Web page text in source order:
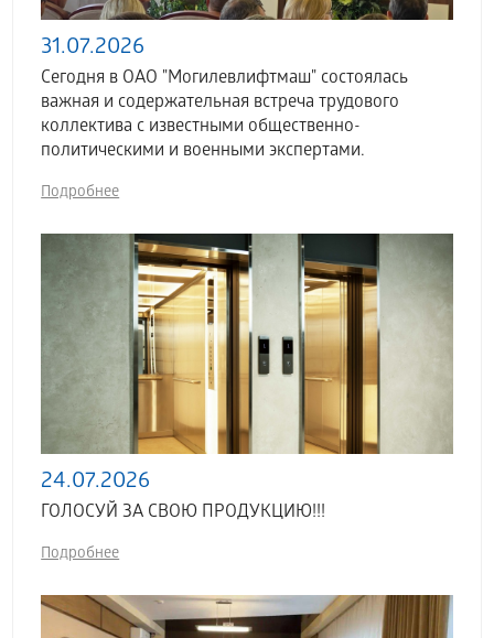
31.07.2026
Сегодня в ОАО "Могилевлифтмаш" состоялась
важная и содержательная встреча трудового
коллектива с известными общественно-
политическими и военными экспертами.
Подробнее
24.07.2026
ГОЛОСУЙ ЗА СВОЮ ПРОДУКЦИЮ!!!
Подробнее